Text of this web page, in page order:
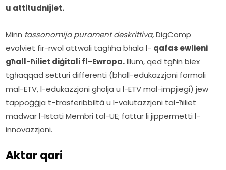
u attitudnijiet.
Minn tassonomija purament deskrittiva, DigComp
evolviet fir-rwol attwali tagħha bħala l- qafas ewlieni
għall-ħiliet diġitali fl-Ewropa. Illum, qed tgħin biex
tgħaqqad setturi differenti (bħall-edukazzjoni formali
mal-ETV, l-edukazzjoni għolja u l-ETV mal-impjiegi) jew
tappoġġja t-trasferibbiltà u l-valutazzjoni tal-ħiliet
madwar l-Istati Membri tal-UE; fattur li jippermetti l-
innovazzjoni.
Aktar qari